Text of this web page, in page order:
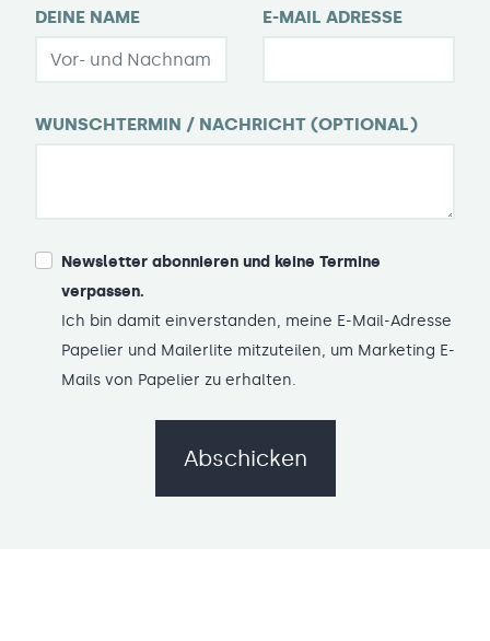
DEINE NAME E-MAIL ADRESSE
WUNSCHTERMIN / NACHRICHT (OPTIONAL)
Newsletter abonnieren und keine Termine
verpassen.
Ich bin damit einverstanden, meine E-Mail-Adresse
Papelier und Mailerlite mitzuteilen, um Marketing E-
Mails von Papelier zu erhalten.
Abschicken